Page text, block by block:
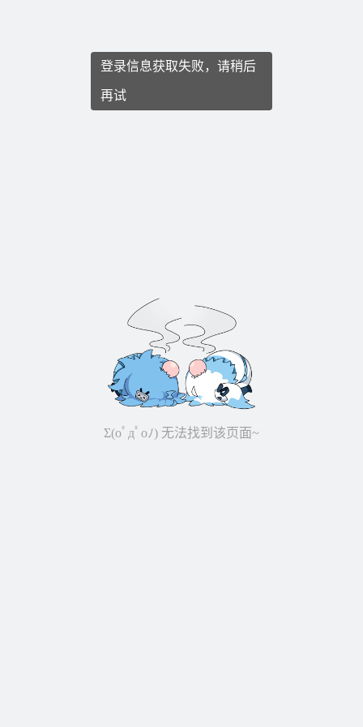
Σ(oﾟдﾟoﾉ) 无法找到该页面~
登录信息获取失败，请稍后
再试